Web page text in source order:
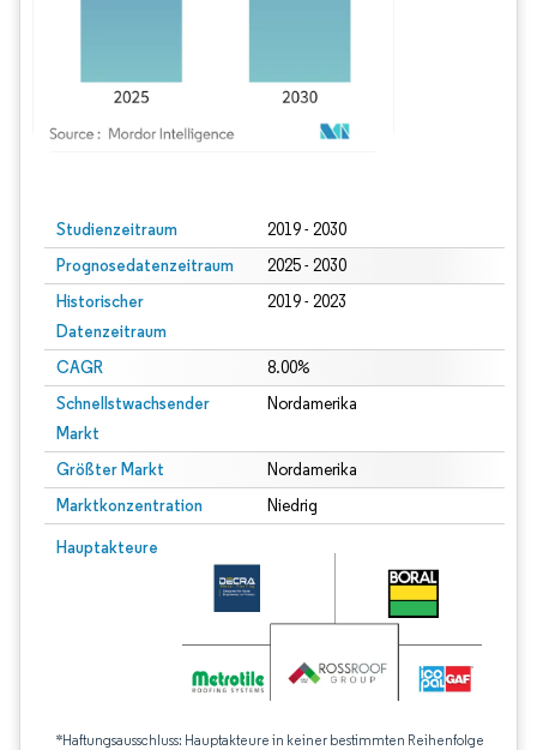
Studienzeitraum 2019 - 2030
Prognosedatenzeitraum 2025 - 2030
Historischer
Datenzeitraum
2019 - 2023
CAGR 8.00%
Schnellstwachsender
Markt
Nordamerika
Größter Markt Nordamerika
Marktkonzentration Niedrig
Hauptakteure
*Haftungsausschluss: Hauptakteure in keiner bestimmten Reihenfolge